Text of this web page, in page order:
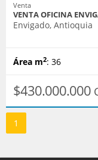
Venta
VENTA OFICINA
Envigado, Antioquia
Área m2: 36
$430.000.000
1